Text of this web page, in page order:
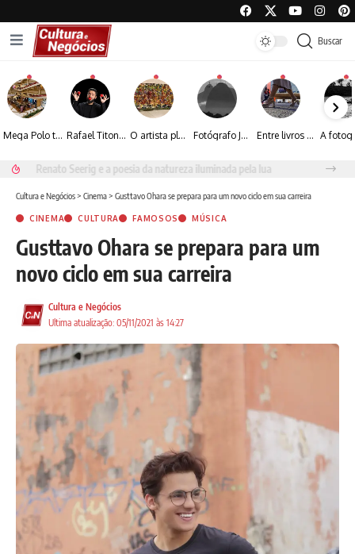
Buscar
Mega Polo transforma lançamento de coleção em plataforma nacional de negócios e projeta crescimento de mais de 15% Rafael Titonelly leva magia e acolhimento a crianças em tratamento oncológico em Juiz de Fora O artista plástico Jorge Luiz transforma sustentabilidade e criatividade em arte contemporânea Fotógrafo José Roberto apresenta um olhar sensível sobre arquitetura, formas e luz na fotografia Entre livros e fotografia autoral, Sebastião Reis consolida uma trajetória marcada pelo olhar artístico
Renato Seerig e a poesia da natureza iluminada pela lua
Cultura e Negócios> Cinema> Gusttavo Ohara se prepara para um novo ciclo em sua carreira
CINEMA CULTURA FAMOSOS MÚSICA
Gusttavo Ohara se prepara para um
novo ciclo em sua carreira
Ultima atualização: 05/11/2021 às 14:27
Cultura e Negócios